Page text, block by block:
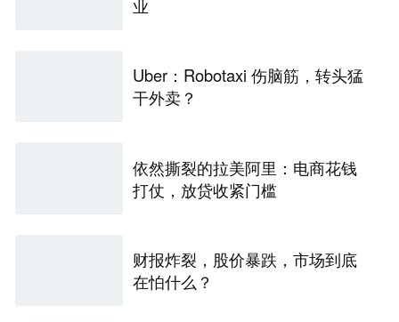
业
Uber：Robotaxi 伤脑筋，转头猛
干外卖？
依然撕裂的拉美阿里：电商花钱
打仗，放贷收紧门槛
财报炸裂，股价暴跌，市场到底
在怕什么？